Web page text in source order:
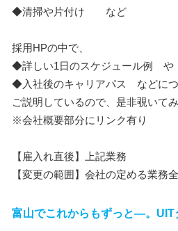
◆清掃や片付け など
採用HPの中で、
◆詳しい1日のスケジュール例 や
◆入社後のキャリアパス などに
ご説明しているので、是非覗いて
※会社概要部分にリンク有り
【雇入れ直後】上記業務
【変更の範囲】会社の定める業務
富山でこれからもずっと―。UIT